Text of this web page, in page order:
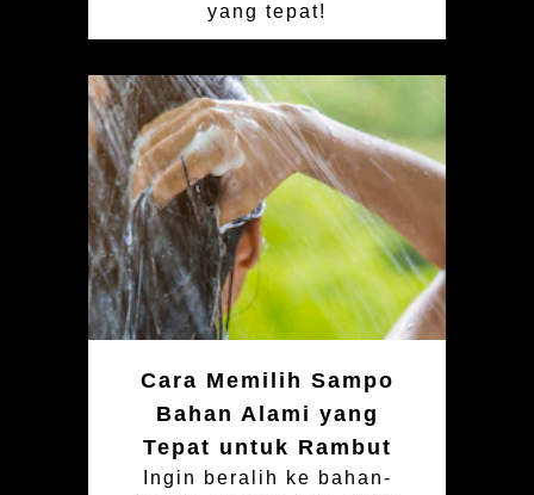
yang tepat!
Cara Memilih Sampo
Bahan Alami yang
Tepat untuk Rambut
Ingin beralih ke bahan-